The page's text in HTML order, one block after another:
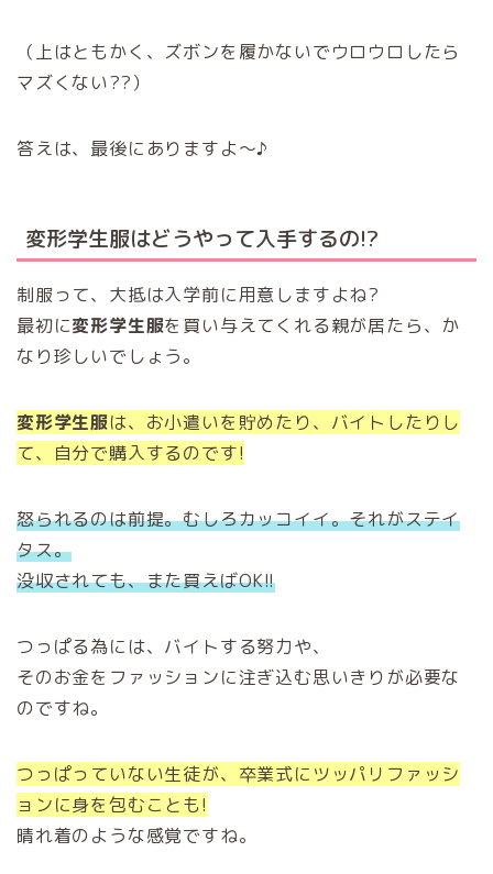
（上はともかく、ズボンを履かないでウロウロしたら
マズくない??）
答えは、最後にありますよ〜♪
変形学生服はどうやって入手するの!?
制服って、大抵は入学前に用意しますよね?
最初に変形学生服を買い与えてくれる親が居たら、か
なり珍しいでしょう。
変形学生服は、お小遣いを貯めたり、バイトしたりし
て、自分で購入するのです!
怒られるのは前提。むしろカッコイイ。それがステイ
タス。
没収されても、また買えばOK!!
つっぱる為には、バイトする努力や、
そのお金をファッションに注ぎ込む思いきりが必要な
のですね。
つっぱっていない生徒が、卒業式にツッパリファッシ
ョンに身を包むことも!
晴れ着のような感覚ですね。